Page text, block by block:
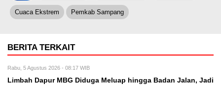
Cuaca Ekstrem Pemkab Sampang
BERITA TERKAIT
Rabu, 5 Agustus 2026 - 08:17 WIB
Limbah Dapur MBG Diduga Meluap hingga Badan Jalan, Jadi